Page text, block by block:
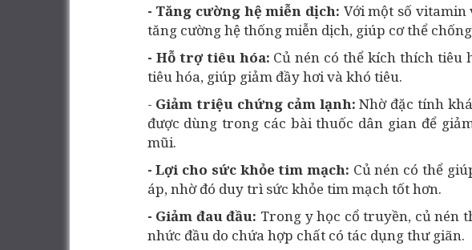
- Tăng cường hệ miễn dịch: Với một số vitamin
tăng cường hệ thống miễn dịch, giúp cơ thể
- Hỗ trợ tiêu hóa: Củ nén có thể kích thích tiêu
tiêu hóa, giúp giảm đầy hơi và khó tiêu.
- Giảm triệu chứng cảm lạnh:Nhờ đặc tính
được dùng trong các bài thuốc dân gian để
mũi.
- Lợi cho sức khỏe tim mạch: Củ nén có thể
áp, nhờ đó duy trì sức khỏe tim mạch tốt hơn.
- Giảm đau đầu: Trong y học cổ truyền, củ nén
nhức đầu do chứa hợp chất có tác dụng thư giãn.